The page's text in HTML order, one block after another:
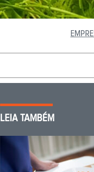
LEIA TAMBÉM